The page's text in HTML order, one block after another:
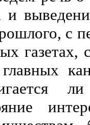
и
с